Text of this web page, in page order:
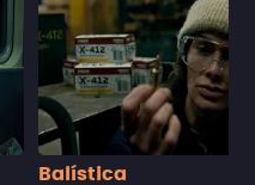
Balística